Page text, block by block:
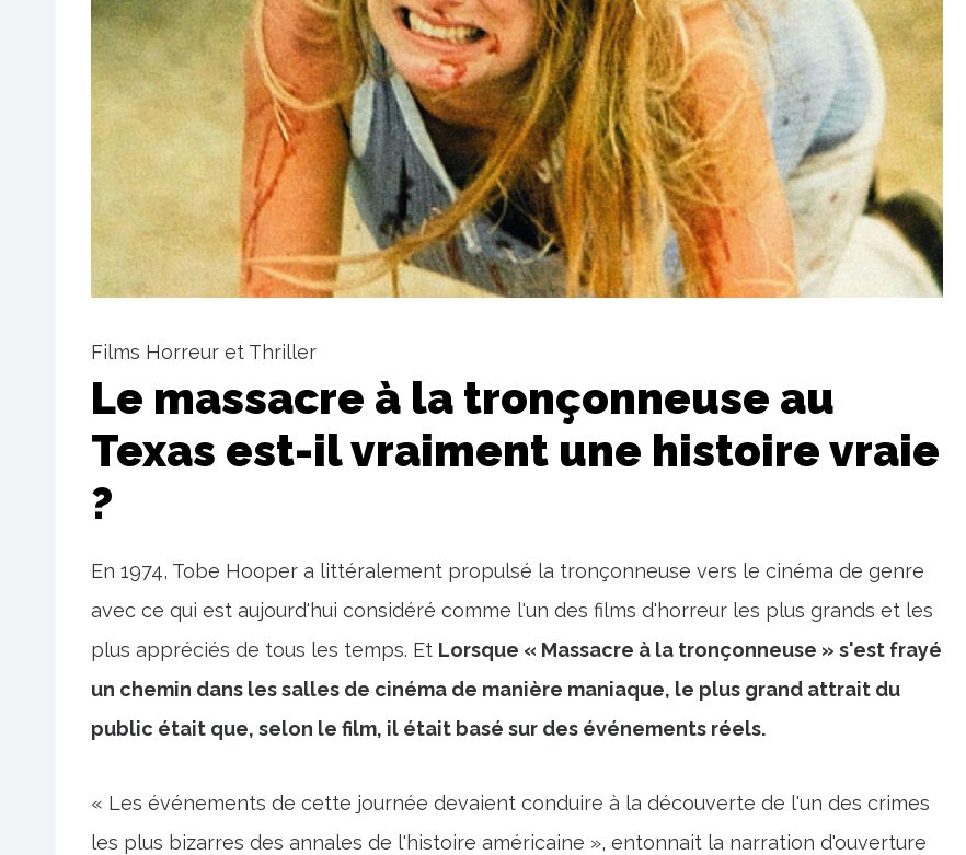
Films Horreur et Thriller
Le massacre à la tronçonneuse au
Texas est-il vraiment une histoire vraie
?
En 1974, Tobe Hooper a littéralement propulsé la tronçonneuse vers le cinéma de genre
avec ce qui est aujourd'hui considéré comme l'un des films d'horreur les plus grands et les
plus appréciés de tous les temps. Et Lorsque « Massacre à la tronçonneuse » s'est frayé
un chemin dans les salles de cinéma de manière maniaque, le plus grand attrait du
public était que, selon le film, il était basé sur des événements réels.
« Les événements de cette journée devaient conduire à la découverte de l'un des crimes
les plus bizarres des annales de l'histoire américaine », entonnait la narration d'ouverture